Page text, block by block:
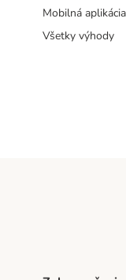
Mobilná aplikácia
Všetky výhody